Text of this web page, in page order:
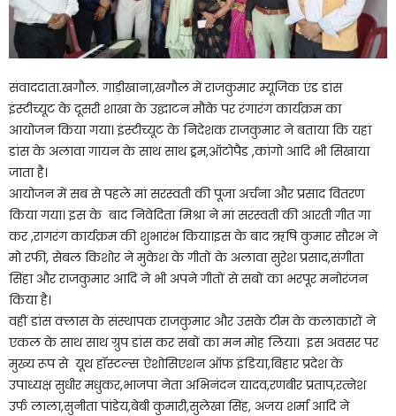
संवाददाता.खगौल. गाड़ीखाना,खगौल में राजकुमार म्यूजिक एंड डांस
इंस्टीच्यूट के दूसरी शाखा के उद्घाटन मौके पर रंगारंग कार्यक्रम का
आयोजन किया गया। इंस्टीच्यूट के निदेशक राजकुमार ने बताया कि यहां
डांस के अलावा गायन के साथ साथ ड्रम,ऑटोपैड ,कांगो आदि भी सिखाया
जाता है।
आयोजन में सब से पहले मां सरस्वती की पूजा अर्चना और प्रसाद वितरण
किया गया। इस के बाद निवेदिता मिश्रा ने मां सरस्वती की आरती गीत गा
कर ,रागरंग कार्यक्रम की शुभारंभ किया।इस के बाद ऋषि कुमार सौरभ ने
मो रफी, सेबल किशोर ने मुकेश के गीतों के अलावा सुरेश प्रसाद,संगीता
सिंहा और राजकुमार आदि ने भी अपने गीतों से सबों का भरपूर मनोरंजन
किया है।
वहीं डांस क्लास के संस्थापक राजकुमार और उसके टीम के कलाकारों ने
एकल के साथ साथ ग्रुप डांस कर सबों का मन मोह लिया। इस अवसर पर
मुख्य रूप से यूथ हॉस्टल्स ऐशोसिएशन ऑफ इंडिया,बिहार प्रदेश के
उपाध्यक्ष सुधीर मधुकर,भाजपा नेता अभिनंदन यादव,रणबीर प्रताप,रत्नेश
उर्फ लाला,सुनीता पांडेय,बेबी कुमारी,सुलेखा सिंह, अजय शर्मा आदि ने